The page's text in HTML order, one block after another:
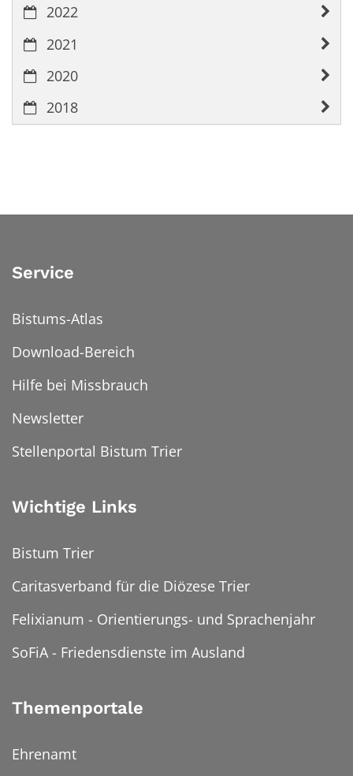
2022
2021
2020
2018
Service
Bistums-Atlas
Download-Bereich
Hilfe bei Missbrauch
Newsletter
Stellenportal Bistum Trier
Wichtige Links
Bistum Trier
Caritasverband für die Diözese Trier
Felixianum - Orientierungs- und Sprachenjahr
SoFiA - Friedensdienste im Ausland
Themenportale
Ehrenamt